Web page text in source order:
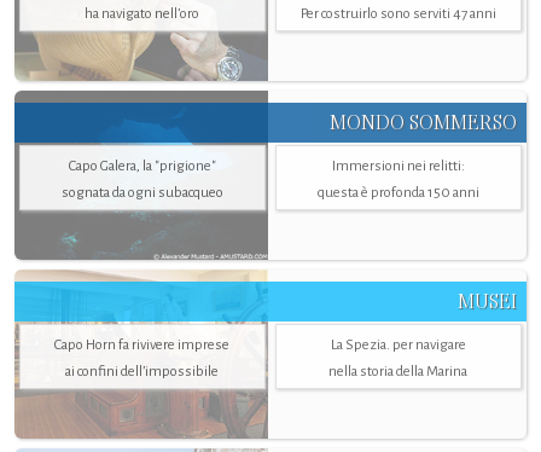
ha navigato nell’oro
Per costruirlo sono serviti 47 anni
MONDO SOMMERSO
Capo Galera, la "prigione"
sognata da ogni subacqueo
Immersioni nei relitti:
questa è profonda 150 anni
MUSEI
Capo Horn fa rivivere imprese
ai confini dell’impossibile
La Spezia. per navigare
nella storia della Marina